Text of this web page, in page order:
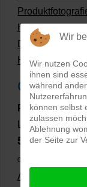
Hollow Man
Dateiformate
Hollowman
Google
PRO-ducto
Lichtenau
5,0⭐⭐⭐⭐⭐bei
02.01.2026)
Alle
Wir
Wir nutzen
ihnen sind
während
können selbst
zulassen
Ablehnung
der Seite zur